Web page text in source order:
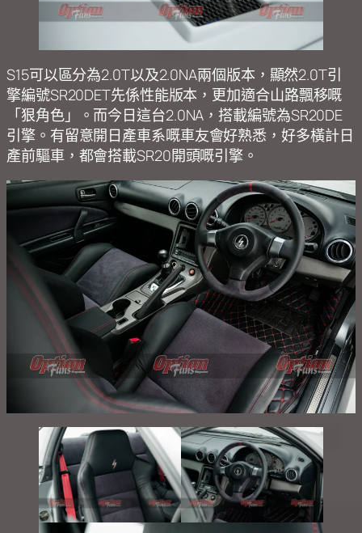
S15可以區分為2.0T以及2.0NA兩個版本，顯然2.0T引
擎編號SR20DET先係性能版本，更加適合山路飄移嘅
「狠角色」。而今日這台2.0NA，搭載編號為SR20DE
引擎。有留意開日產車系嘅車友會好熟悉，好多橫計日
產前驅車，都會搭載SR20開頭嘅引擎。